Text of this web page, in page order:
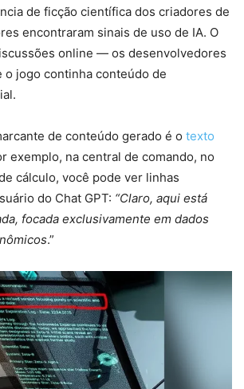
de ficção científica dos criadores de
encontraram sinais de uso de IA. O
online — os desenvolvedores
o jogo continha conteúdo de
de conteúdo gerado é o texto
exemplo, na central de comando, no
cálculo, você pode ver linhas
do Chat GPT: “Claro, aqui está
focada exclusivamente em dados
.”